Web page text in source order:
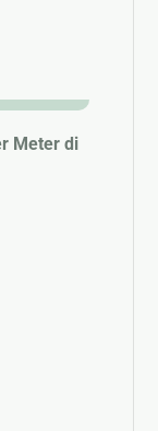
Meter di